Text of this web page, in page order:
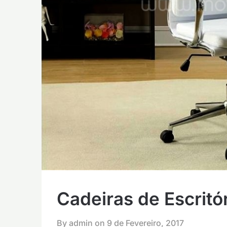
Cadeiras de
By admin on 9 de Fevereiro, 2017